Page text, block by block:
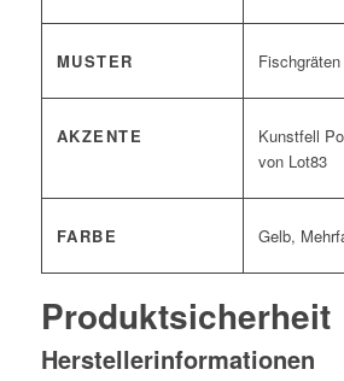
MUSTER Fischgräten
AKZENTE
Kunstfell
von Lot83
FARBE Gelb,
Produktsicherheit
Herstellerinformationen